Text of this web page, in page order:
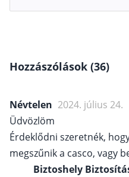
Hozzászólások (36)
Névtelen 2024. július 24.
Üdvözlöm
Érdeklődni szeretnék,
megszűnik a casco, vagy
Biztoshely